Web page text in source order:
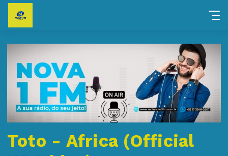
Toto - Africa (Official